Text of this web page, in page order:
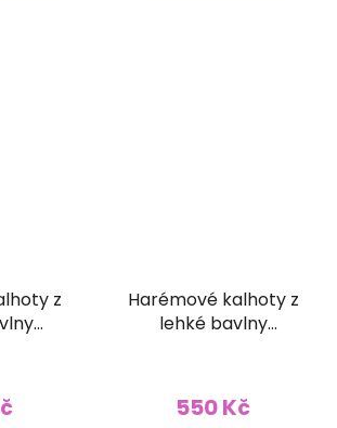
z
Harémové kalhoty z
lehké bavlny
550 Kč